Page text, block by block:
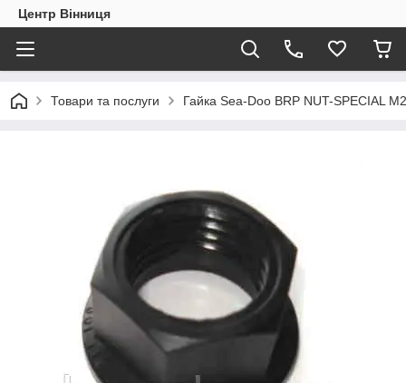
Центр Вінниця
Товари та послуги Гайка Sea-Doo BRP NUT-SPECIAL